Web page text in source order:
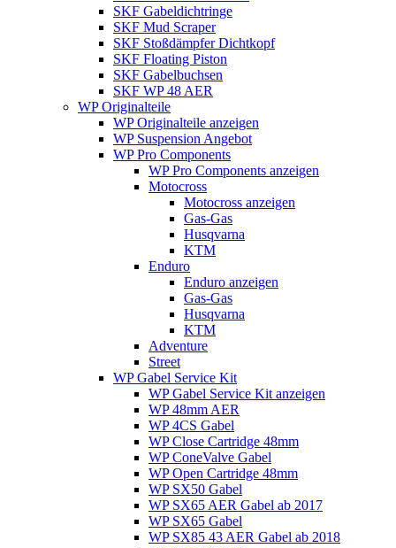
SKF Gabeldichtringe
SKF Mud Scraper
SKF Stoßdämpfer Dichtkopf
SKF Floating Piston
SKF Gabelbuchsen
SKF WP 48 AER
WP Originalteile
WP Originalteile anzeigen
WP Suspension Angebot
WP Pro Components
WP Pro Components anzeigen
Motocross
Motocross anzeigen
Gas-Gas
Husqvarna
KTM
Enduro
Enduro anzeigen
Gas-Gas
Husqvarna
KTM
Adventure
Street
WP Gabel Service Kit
WP Gabel Service Kit anzeigen
WP 48mm AER
WP 4CS Gabel
WP Close Cartridge 48mm
WP ConeValve Gabel
WP Open Cartridge 48mm
WP SX50 Gabel
WP SX65 AER Gabel ab 2017
WP SX65 Gabel
WP SX85 43 AER Gabel ab 2018